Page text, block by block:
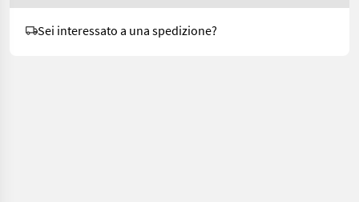
Sei interessato a una spedizione?